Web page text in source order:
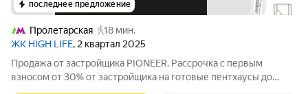
последнее предложение
Пролетарская
18 мин.
ЖК HIGH LIFE, 2 квартал 2025
Продажа от застройщика PIONEER. Рассрочка с первым
взносом от 30% от застройщика на готовые пентхаусы до